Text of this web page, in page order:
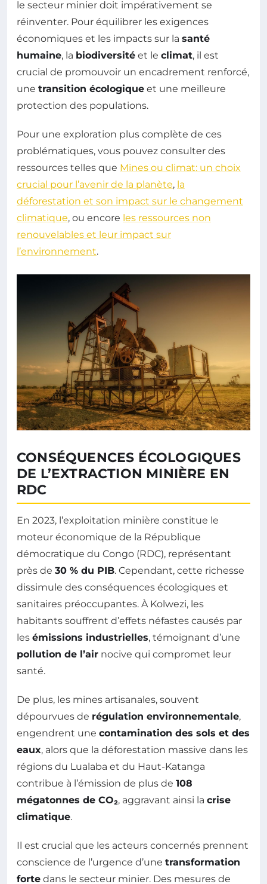
le secteur minier doit impérativement se
réinventer. Pour équilibrer les exigences
économiques et les impacts sur la santé
humaine, la biodiversité et le climat, il est
crucial de promouvoir un encadrement renforcé,
une transition écologique et une meilleure
protection des populations.
Pour une exploration plus complète de ces
problématiques, vous pouvez consulter des
ressources telles que Mines ou climat: un choix
crucial pour l’avenir de la planète, la
déforestation et son impact sur le changement
climatique, ou encore les ressources non
renouvelables et leur impact sur
l’environnement.
CONSÉQUENCES ÉCOLOGIQUES
DE L’EXTRACTION MINIÈRE EN
RDC
En 2023, l’exploitation minière constitue le
moteur économique de la République
démocratique du Congo (RDC), représentant
près de 30 % du PIB. Cependant, cette richesse
dissimule des conséquences écologiques et
sanitaires préoccupantes. À Kolwezi, les
habitants souffrent d’effets néfastes causés par
les émissions industrielles, témoignant d’une
pollution de l’air nocive qui compromet leur
santé.
De plus, les mines artisanales, souvent
dépourvues de régulation environnementale,
engendrent une contamination des sols et des
eaux, alors que la déforestation massive dans les
régions du Lualaba et du Haut-Katanga
contribue à l’émission de plus de 108
mégatonnes de CO₂, aggravant ainsi la crise
climatique.
Il est crucial que les acteurs concernés prennent
conscience de l’urgence d’une transformation
forte dans le secteur minier. Des mesures de